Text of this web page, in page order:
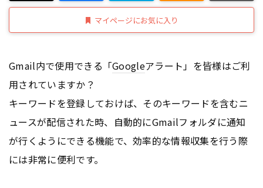
マイページにお気に入り
Gmail内で使用できる「Googleアラート」を皆様はご利
用されていますか？
キーワードを登録しておけば、そのキーワードを含むニ
ュースが配信された時、自動的にGmailフォルダに通知
が行くようにできる機能で、効率的な情報収集を行う際
には非常に便利です。